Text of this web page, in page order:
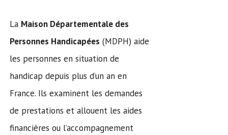
La Maison Départementale des
Personnes Handicapées (MDPH) aide
les personnes en situation de
handicap depuis plus d’un an en
France. Ils examinent les demandes
de prestations et allouent les aides
financières ou l’accompagnement